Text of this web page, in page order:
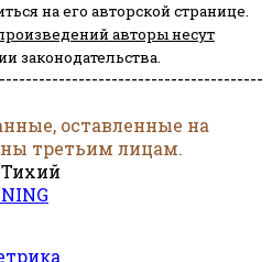
на его авторской странице.
авторы несут
законодательства.
оставленные на
третьим лицам.